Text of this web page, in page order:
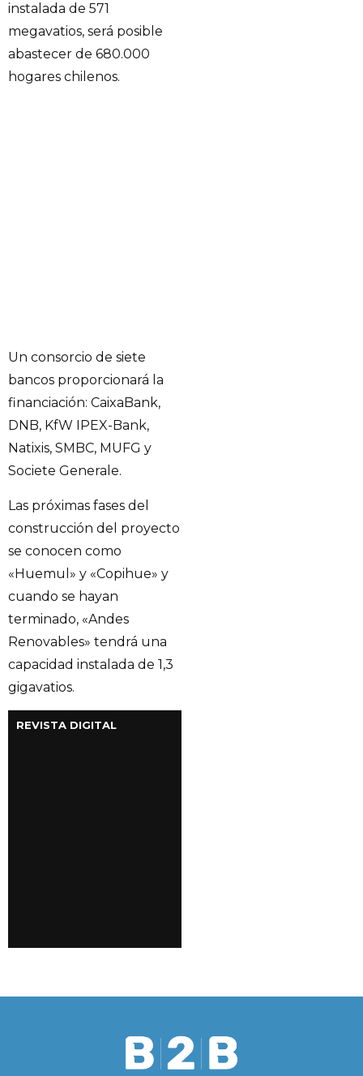
instalada de 571
megavatios, será posible
abastecer de 680.000
hogares chilenos.
Un consorcio de siete
bancos proporcionará la
financiación: CaixaBank,
DNB, KfW IPEX-Bank,
Natixis, SMBC, MUFG y
Societe Generale.
Las próximas fases del
construcción del proyecto
se conocen como
«Huemul» y «Copihue» y
cuando se hayan
terminado, «Andes
Renovables» tendrá una
capacidad instalada de 1,3
gigavatios.
REVISTA DIGITAL